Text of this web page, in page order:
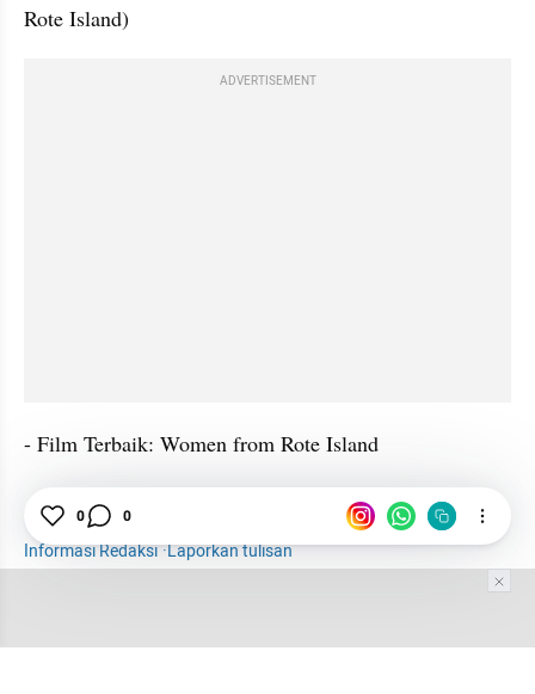
Rote Island)
ADVERTISEMENT
- Film Terbaik: Women from Rote Island
Hiburan
Ilham Bintang
Informasi Redaksi·Laporkan tulisan
0 0